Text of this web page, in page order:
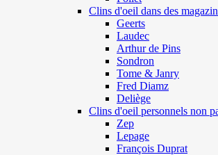
Clins d'oeil dans des
Geerts
Laudec
Arthur de Pins
Sondron
Tome & Janry
Fred Diamz
Deliège
Clins d'oeil personnels non
Zep
Lepage
François Duprat